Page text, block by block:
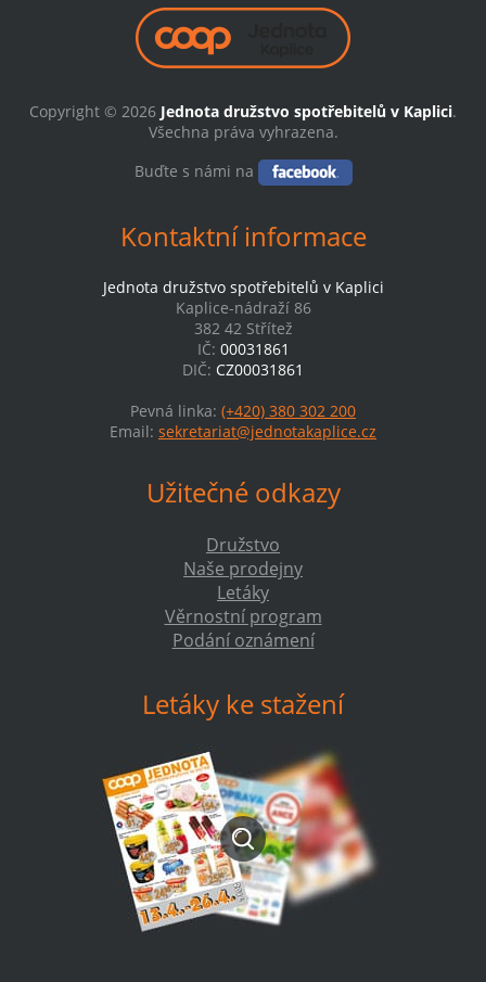
Copyright © 2026 Jednota družstvo spotřebitelů v Kaplici.
Všechna práva vyhrazena.
Buďte s námi na
Kontaktní informace
Jednota družstvo spotřebitelů v Kaplici
Kaplice-nádraží 86
382 42 Střítež
IČ: 00031861
DIČ: CZ00031861
Pevná linka: (+420) 380 302 200
Email: sekretariat@jednotakaplice.cz
Užitečné odkazy
Družstvo
Naše prodejny
Letáky
Věrnostní program
Podání oznámení
Letáky ke stažení